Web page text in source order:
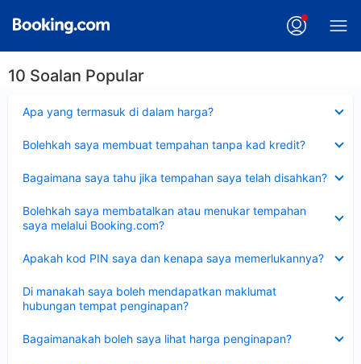
10 Soalan Popular
Apa yang termasuk di dalam harga?
Bolehkah saya membuat tempahan tanpa kad kredit?
Bagaimana saya tahu jika tempahan saya telah disahkan?
Bolehkah saya membatalkan atau menukar tempahan
saya melalui Booking.com?
Apakah kod PIN saya dan kenapa saya memerlukannya?
Di manakah saya boleh mendapatkan maklumat
hubungan tempat penginapan?
Bagaimanakah boleh saya lihat harga penginapan?